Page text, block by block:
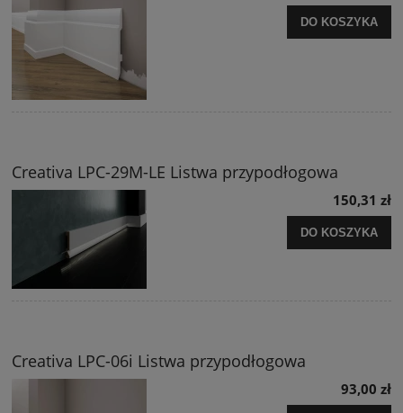
DO KOSZYKA
Creativa LPC-29M-LE Listwa przypodłogowa
150,31 zł
DO KOSZYKA
Creativa LPC-06i Listwa przypodłogowa
93,00 zł